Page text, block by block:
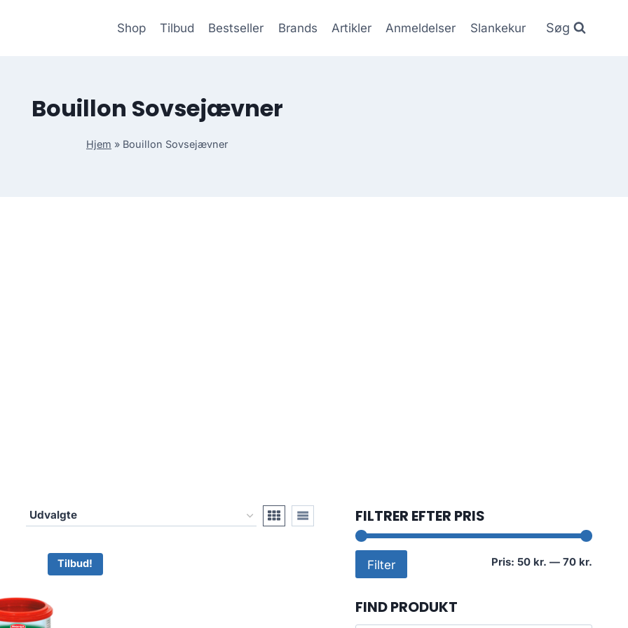
Shop Tilbud Bestseller Brands Artikler Anmeldelser Slankekur Søg
Bouillon Sovsejævner
Hjem » Bouillon Sovsejævner
Tilbud!
FILTRER EFTER PRIS
Filter Pris: 50 kr. — 70 kr.
FIND PRODUKT